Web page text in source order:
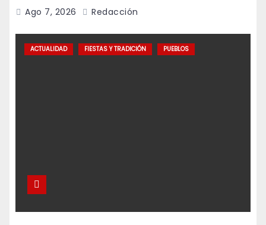
Ago 7, 2026 Redacción
ACTUALIDAD FIESTAS Y TRADICIÓN PUEBLOS